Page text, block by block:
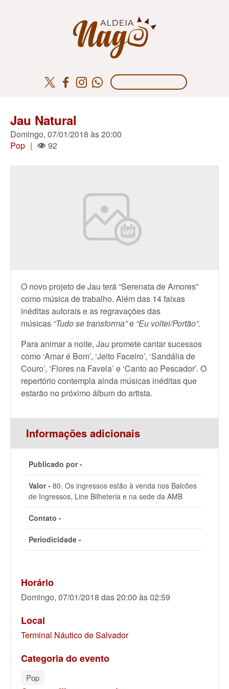
Jau Natural
Domingo, 07/01/2018 às 20:00
Pop | 92
O novo projeto de Jau terá “Serenata de Amores”
como música de trabalho. Além das 14 faixas
inéditas autorais e as regravações das
músicas “Tudo se transforma”e “Eu voltei/Portão”.
Para animar a noite, Jau promete cantar sucessos
como ‘Amar é Bom’, ‘Jeito Faceiro’, ‘Sandália de
Couro’, ‘Flores na Favela’ e ‘Canto ao Pescador’. O
repertório contempla ainda músicas inéditas que
estarão no próximo álbum do artista.
Informações adicionais
Publicado por -
Valor - 80. Os ingressos estão à venda nos Balcões
de Ingressos, Line Bilheteria e na sede da AMB
Contato -
Periodicidade -
Horário
Domingo, 07/01/2018 das 20:00 às 02:59
Local
Terminal Náutico de Salvador
Categoria do evento
Pop